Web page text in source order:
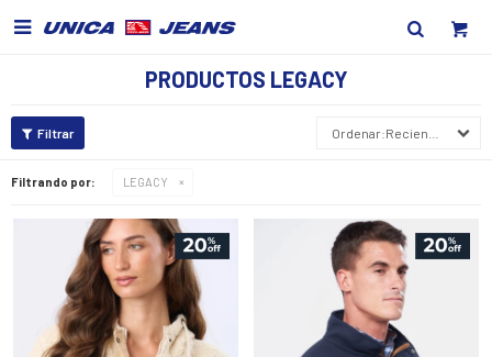

PRODUCTOS LEGACY
Recientes
Filtrando por: LEGACY